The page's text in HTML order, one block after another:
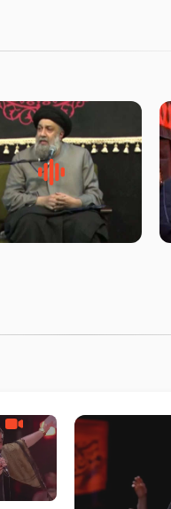
لقب حضرت رقیه سلام الله
به چه معناست – حجت